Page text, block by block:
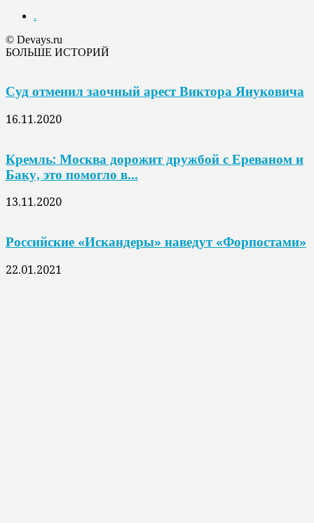
.
© Devays.ru
БОЛЬШЕ ИСТОРИЙ
Суд отменил заочный арест Виктора Януковича
16.11.2020
Кремль: Москва дорожит дружбой с Ереваном и
Баку, это помогло в...
13.11.2020
Российские «Искандеры» наведут «Форпостами»
22.01.2021